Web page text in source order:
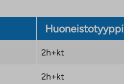
Huoneistotyyppi
2h+kt
2h+kt